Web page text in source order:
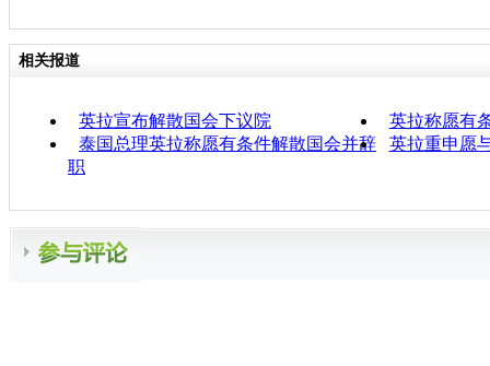
相关报道
英拉宣布解散国会下议院
英拉称愿有
泰国总理英拉称愿有条件解散国会并辞
职
英拉重申愿